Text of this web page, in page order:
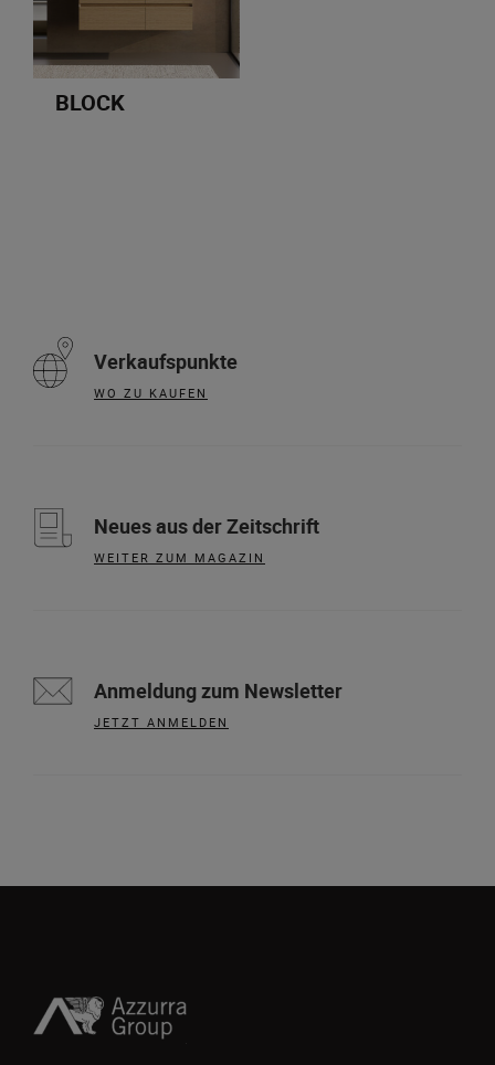
BLOCK
Verkaufspunkte
WO ZU KAUFEN
Neues aus der Zeitschrift
WEITER ZUM MAGAZIN
Anmeldung zum Newsletter
JETZT ANMELDEN